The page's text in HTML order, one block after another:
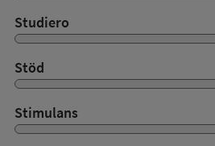
Studiero
Stöd
Stimulans